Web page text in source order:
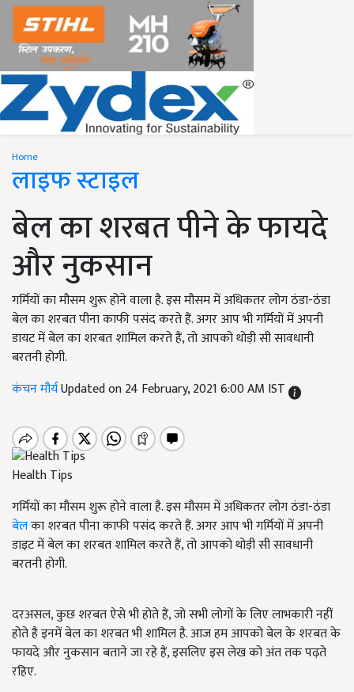
Home
लाइफ स्टाइल
बेल का शरबत पीने के फायदे
और नुकसान
गर्मियों का मौसम शुरू होने वाला है. इस मौसम में अधिकतर लोग ठंडा-ठंडा
बेल का शरबत पीना काफी पसंद करते हैं. अगर आप भी गर्मियों में अपनी
डायट में बेल का शरबत शामिल करते हैं, तो आपको थोड़ी सी सावधानी
बरतनी होगी.
कंचन मौर्यUpdated on 24 February, 2021 6:00 AM IST
Health Tips
गर्मियों का मौसम शुरू होने वाला है. इस मौसम में अधिकतर लोग ठंडा-ठंडा
बेलका शरबत पीना काफी पसंद करते हैं. अगर आप भी गर्मियों में अपनी
डाइट में बेल का शरबत शामिल करते हैं, तो आपको थोड़ी सी सावधानी
बरतनी होगी.
दरअसल, कुछ शरबत ऐसे भी होते हैं, जो सभी लोगों के लिए लाभकारी नहीं
होते है इनमें बेल का शरबत भी शामिल है. आज हम आपको बेल के शरबत के
फायदे और नुकसान बताने जा रहे हैं, इसलिए इस लेख को अंत तक पढ़ते
रहिए.